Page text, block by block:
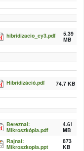
hibridizacio_cy3.pdf
5.39
MB
Hibridizáció.pdf 74.7 KB
Bereznai:
Mikroszkópia.pdf
4.61
MB
Rajnai:
Mikroszkopia.ppt
873
KB